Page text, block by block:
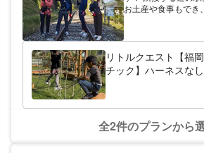
お土産や食事もでき
無料プール券など特
リトルクエスト【福
チック】ハーネスな
全2件のプランから